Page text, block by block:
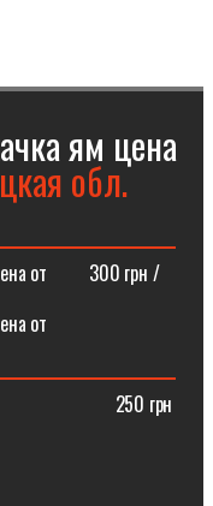
ям цена
обл.
от⠀⠀⠀300 грн /
от
грн